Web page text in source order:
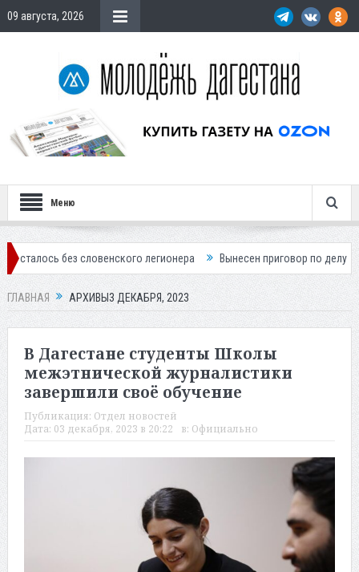
09 августа, 2026
Меню
словенского легионера Вынесен приговор по делу о
ГЛАВНАЯ АРХИВЫ3 ДЕКАБРЯ, 2023
В Дагестане студенты Школы
межэтнической журналистики
завершили своё обучение
Публикация: Отдел новостей
Дата: 03 декабря, 2023 в 20:22 в: Официально